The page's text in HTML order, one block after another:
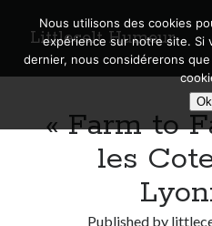
Littlecelt Humeur
Sidebar
Search
« Farm to
les
Published by
Nous utilisons des cookies
expérience sur notre site. Si
dernier, nous considérerons
Ok